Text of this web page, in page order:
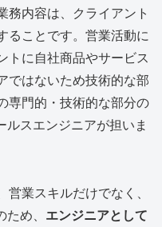
務内容は、クライアント
ることです。営業活動に
トに自社商品やサービス
ではないため技術的な部
専門的・技術的な部分の
ルスエンジニアが担いま
業スキルだけでなく、
め、 エンジニアとして